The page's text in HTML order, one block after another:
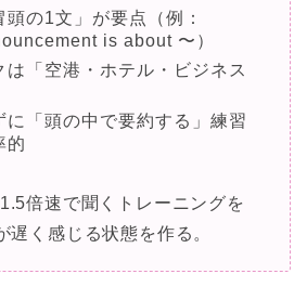
の1文」が要点（例：
is about 〜）
は「空港・ホテル・ビジネス
に「頭の中で要約する」練習
的
1.5倍速で聞くトレーニングを
遅く感じる状態を作る。